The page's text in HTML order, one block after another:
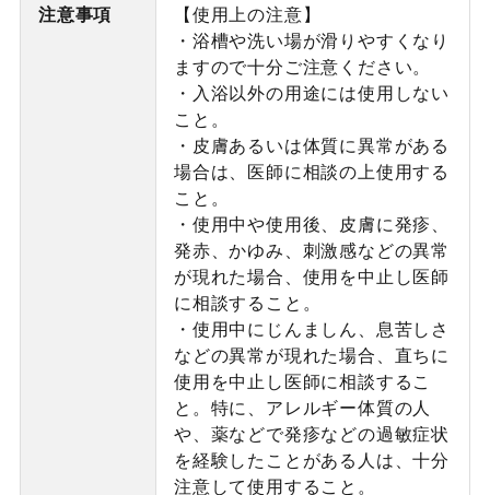
注意事項
【使用上の注意】
・浴槽や洗い場が滑りやすくなり
ますので十分ご注意ください。
・入浴以外の用途には使用しない
こと。
・皮膚あるいは体質に異常がある
場合は、医師に相談の上使用する
こと。
・使用中や使用後、皮膚に発疹、
発赤、かゆみ、刺激感などの異常
が現れた場合、使用を中止し医師
に相談すること。
・使用中にじんましん、息苦しさ
などの異常が現れた場合、直ちに
使用を中止し医師に相談するこ
と。特に、アレルギー体質の人
や、薬などで発疹などの過敏症状
を経験したことがある人は、十分
注意して使用すること。